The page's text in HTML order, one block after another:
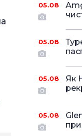
05.08
05.08
05.08
Як
05.08